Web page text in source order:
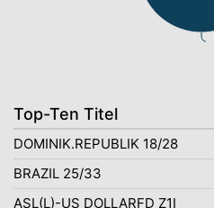
Top-Ten Titel
DOMINIK.REPUBLIK 18/28
BRAZIL 25/33
ASL(L)-US DOLLARFD Z1I